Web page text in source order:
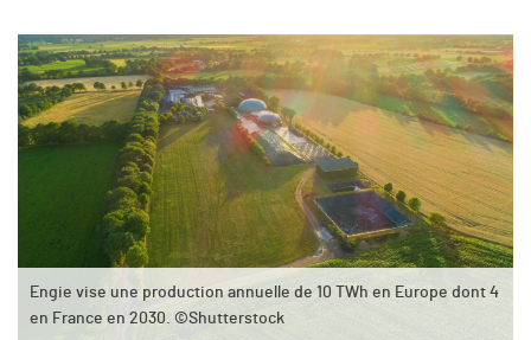
Engie vise une production annuelle de 10 TWh en Europe dont 4
en France en 2030. ©Shutterstock